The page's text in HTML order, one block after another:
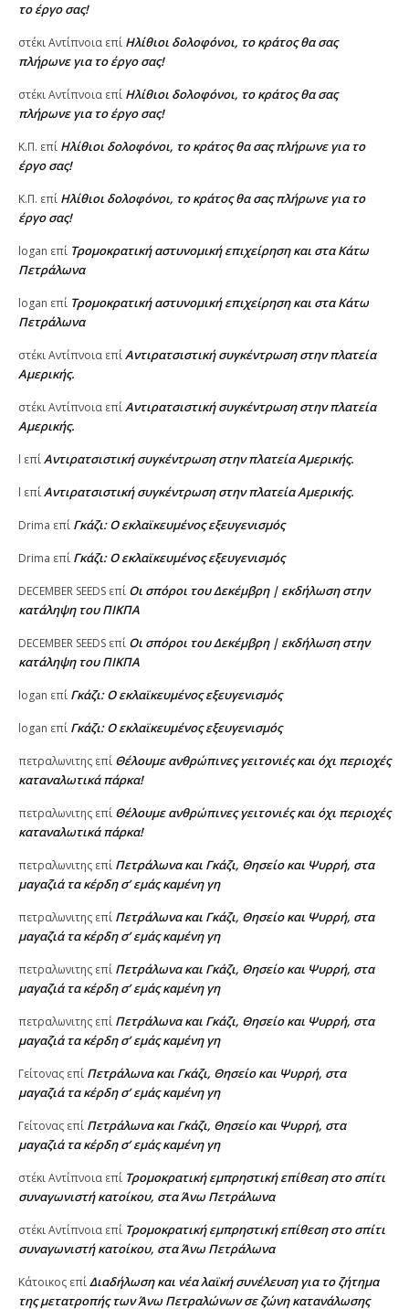
το έργο σας!
στέκι Αντίπνοια επί Ηλίθιοι δολοφόνοι, το κράτος θα σας
πλήρωνε για το έργο σας!
στέκι Αντίπνοια επί Ηλίθιοι δολοφόνοι, το κράτος θα σας
πλήρωνε για το έργο σας!
Κ.Π. επί Ηλίθιοι δολοφόνοι, το κράτος θα σας πλήρωνε για το
έργο σας!
Κ.Π. επί Ηλίθιοι δολοφόνοι, το κράτος θα σας πλήρωνε για το
έργο σας!
logan επί Τρομοκρατική αστυνομική επιχείρηση και στα Κάτω
Πετράλωνα
logan επί Τρομοκρατική αστυνομική επιχείρηση και στα Κάτω
Πετράλωνα
στέκι Αντίπνοια επίΑντιρατσιστική συγκέντρωση στην πλατεία
Αμερικής.
στέκι Αντίπνοια επίΑντιρατσιστική συγκέντρωση στην πλατεία
Αμερικής.
l επίΑντιρατσιστική συγκέντρωση στην πλατεία Αμερικής.
l επίΑντιρατσιστική συγκέντρωση στην πλατεία Αμερικής.
Drima επί Γκάζι: Ο εκλαϊκευμένος εξευγενισμός
Drima επί Γκάζι: Ο εκλαϊκευμένος εξευγενισμός
DECEMBER SEEDS επί Οι σπόροι του Δεκέμβρη | εκδήλωση στην
κατάληψη του ΠΙΚΠΑ
DECEMBER SEEDS επί Οι σπόροι του Δεκέμβρη | εκδήλωση στην
κατάληψη του ΠΙΚΠΑ
logan επί Γκάζι: Ο εκλαϊκευμένος εξευγενισμός
logan επί Γκάζι: Ο εκλαϊκευμένος εξευγενισμός
πετραλωνιτης επί Θέλουμε ανθρώπινες γειτονιές και όχι περιοχές
καταναλωτικά πάρκα!
πετραλωνιτης επί Θέλουμε ανθρώπινες γειτονιές και όχι περιοχές
καταναλωτικά πάρκα!
πετραλωνιτης επί Πετράλωνα και Γκάζι, Θησείο και Ψυρρή, στα
μαγαζιά τα κέρδη σ’ εμάς καμένη γη
πετραλωνιτης επί Πετράλωνα και Γκάζι, Θησείο και Ψυρρή, στα
μαγαζιά τα κέρδη σ’ εμάς καμένη γη
πετραλωνιτης επί Πετράλωνα και Γκάζι, Θησείο και Ψυρρή, στα
μαγαζιά τα κέρδη σ’ εμάς καμένη γη
πετραλωνιτης επί Πετράλωνα και Γκάζι, Θησείο και Ψυρρή, στα
μαγαζιά τα κέρδη σ’ εμάς καμένη γη
Γείτονας επί Πετράλωνα και Γκάζι, Θησείο και Ψυρρή, στα
μαγαζιά τα κέρδη σ’ εμάς καμένη γη
Γείτονας επί Πετράλωνα και Γκάζι, Θησείο και Ψυρρή, στα
μαγαζιά τα κέρδη σ’ εμάς καμένη γη
στέκι Αντίπνοια επί Τρομοκρατική εμπρηστική επίθεση στο σπίτι
συναγωνιστή κατοίκου, στα Άνω Πετράλωνα
στέκι Αντίπνοια επί Τρομοκρατική εμπρηστική επίθεση στο σπίτι
συναγωνιστή κατοίκου, στα Άνω Πετράλωνα
Κάτοικος επίΔιαδήλωση και νέα λαϊκή συνέλευση για το ζήτημα
της μετατροπής των Άνω Πετραλώνων σε ζώνη κατανάλωσης